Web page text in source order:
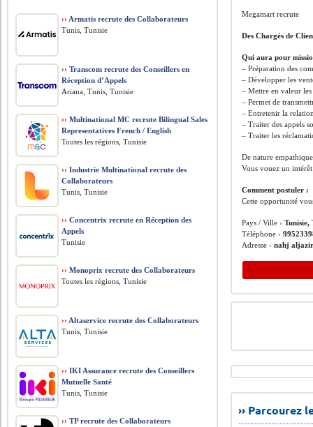
Megamart recrute
Des Chargés de
Qui aura pour
– Préparation des
– Développer les
– Mettre en valeur
– Permet de
– Entretenir la
– Traiter des appels
– Traiter les
De nature
Vous vouez un
Comment postuler :
Cette opportunité
Pays / Ville ›Tunisie,
Téléphone ›
Adresse ›nahj
››
›› Armatis recrute des Collaborateurs
Tunis, Tunisie
›› Transcom recrute des Conseillers en
Réception d’Appels
Ariana, Tunis, Tunisie
›› Multinational MC recrute Bilingual Sales
Representatives French / English
Toutes les régions, Tunisie
›› Industrie Multinational recrute des
Collaborateurs
Tunis, Tunisie
›› Concentrix recrute en Réception des
Appels
Tunisie
›› Monoprix recrute des Collaborateurs
Toutes les régions, Tunisie
›› Altaservice recrute des Collaborateurs
Tunis, Tunisie
›› IKI Assurance recrute des Conseillers
Mutuelle Santé
Tunis, Tunisie
›› TP recrute des Collaborateurs